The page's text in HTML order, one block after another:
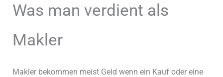
Was man verdient als
Makler
Makler bekommen meist Geld wenn ein Kauf oder eine